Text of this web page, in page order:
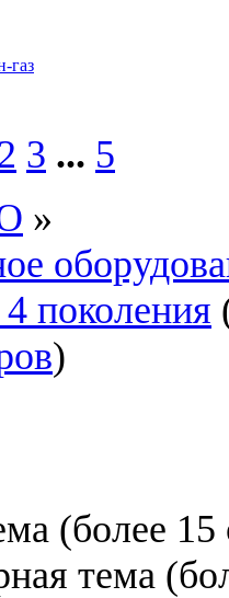
газ
3 ... 5
»
поколения
)
(более 15
тема